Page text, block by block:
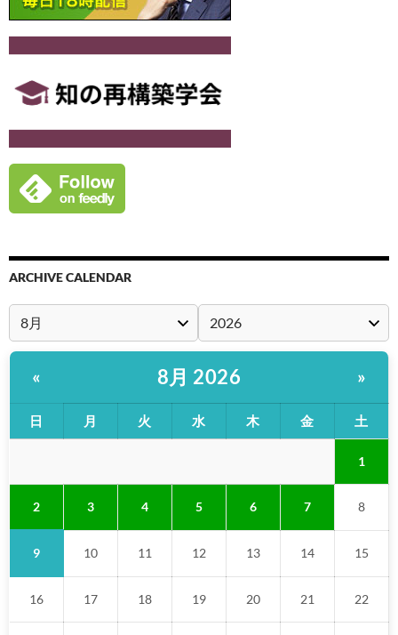
ARCHIVE CALENDAR
« 8月 2026 »
日 月 火 水 木 金 土
1
2 3 4 5 6 7 8
9 10 11 12 13 14 15
16 17 18 19 20 21 22